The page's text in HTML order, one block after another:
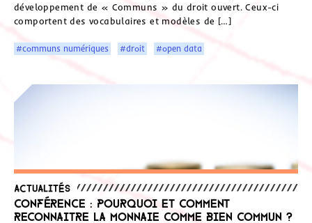
développement de « Communs » du droit ouvert. Ceux-ci
comportent des vocabulaires et modèles de […]
#communs numériques #droit #open data
Actualités
Conférence : Pourquoi et comment
reconnaitre la monnaie comme bien commun ?